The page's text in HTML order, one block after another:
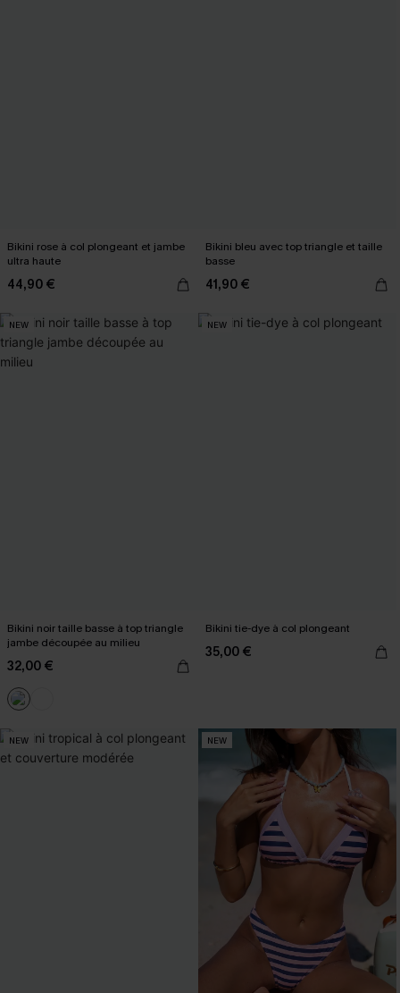
Bikini rose à col plongeant et jambe
ultra haute
44,90 €
Bikini bleu avec top triangle et taille
basse
41,90 €
NEW
Bikini noir taille basse à top triangle
jambe découpée au milieu
32,00 €
NEW
Bikini tie-dye à col plongeant
35,00 €
NEW NEW